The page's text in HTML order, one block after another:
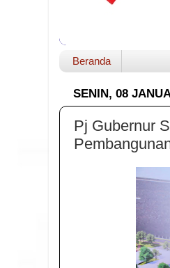
Beranda
SENIN, 08
Pj Gubernur